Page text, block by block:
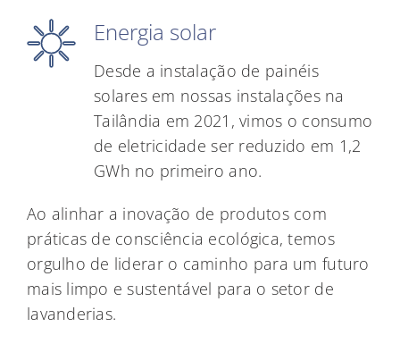
Energia solar
Desde a instalação de painéis
solares em nossas instalações na
Tailândia em 2021, vimos o consumo
de eletricidade ser reduzido em 1,2
GWh no primeiro ano.
Ao alinhar a inovação de produtos com
práticas de consciência ecológica, temos
orgulho de liderar o caminho para um futuro
mais limpo e sustentável para o setor de
lavanderias.